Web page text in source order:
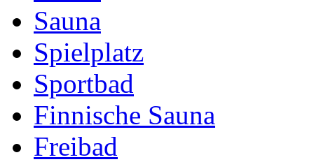
Sauna
Spielplatz
Sportbad
Finnische Sauna
Freibad